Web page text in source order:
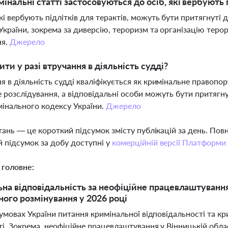
вербують підлітків для терактів, можуть бути притягнуті
зокрема за диверсію, тероризм та організацію
Джерело
у разі втручання в діяльність судді?
в діяльність судді кваліфікується як кримінальне
а відповідальні особи можуть бути
кодексу України. Джерело
— це короткий підсумок змісту публікацій за день.
за добу доступні у комерційній версії
відповідальність за неофіційне
розмінування у 2026 році
України питання кримінальної відповідальності та
Зокрема, неофіційне працевлаштування у Вінницькій